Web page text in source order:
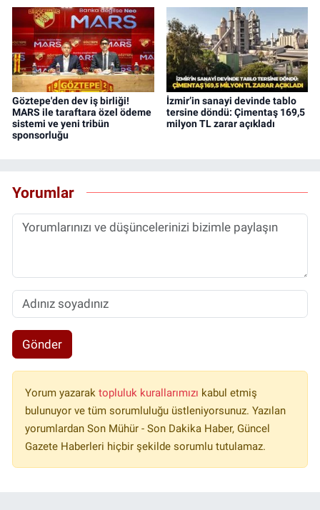
Göztepe'den dev iş birliği!
MARS ile taraftara özel ödeme
sistemi ve yeni tribün
sponsorluğu
İzmir’in sanayi devinde tablo
tersine döndü: Çimentaş 169,5
milyon TL zarar açıkladı
Yorumlar
Gönder
Yorum yazarak topluluk kurallarımızı kabul etmiş
bulunuyor ve tüm sorumluluğu üstleniyorsunuz. Yazılan
yorumlardan Son Mühür - Son Dakika Haber, Güncel
Gazete Haberleri hiçbir şekilde sorumlu tutulamaz.